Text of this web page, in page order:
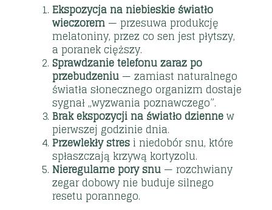
Ekspozycja na niebieskie światło
wieczorem — przesuwa produkcję
melatoniny, przez co sen jest płytszy,
a poranek cięższy.
Sprawdzanie telefonu zaraz po
przebudzeniu — zamiast naturalnego
światła słonecznego organizm dostaje
sygnał „wyzwania poznawczego”.
Brak ekspozycji na światło dziennew
pierwszej godzinie dnia.
Przewlekły stres i niedobór snu, które
spłaszczają krzywą kortyzolu.
Nieregularne pory snu — rozchwiany
zegar dobowy nie buduje silnego
resetu porannego.